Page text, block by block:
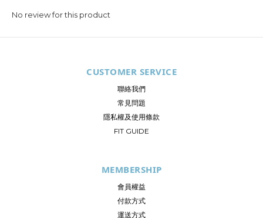
No review for this product
CUSTOMER SERVICE
聯絡我們
常見問題
隱私權及使用條款
FIT GUIDE
MEMBERSHIP
會員權益
付款方式
運送方式